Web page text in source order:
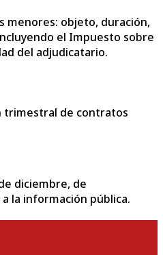
menores: objeto, duración,
el Impuesto sobre
del adjudicatario.
trimestral de contratos
diciembre, de
la información pública.